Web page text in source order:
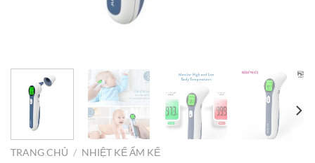
TRANG CHỦ / NHIỆT KẾ ẨM KẾ